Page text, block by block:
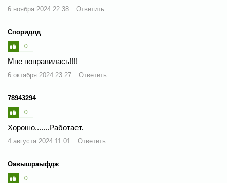
6 ноября 2024 22:38 Ответить
Споридлд
0
Мне понравилась!!!!
6 октября 2024 23:27 Ответить
78943294
0
Хорошо.......Работает.
4 августа 2024 11:01 Ответить
Оавышраыфдж
0